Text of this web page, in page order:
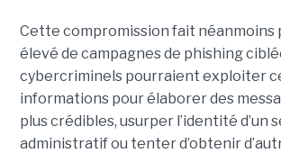
Cette compromission fait néanmoins
élevé de campagnes de phishing
cybercriminels pourraient exploiter
informations pour élaborer des
plus crédibles, usurper l’identité d’un
administratif ou tenter d’obtenir